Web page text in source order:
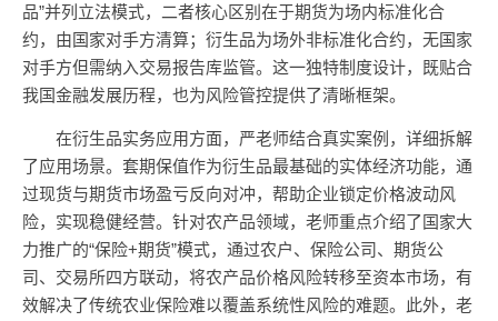
品”并列立法模式，二者核心区别在于期货为场内标准化合
约，由国家对手方清算；衍生品为场外非标准化合约，无国家
对手方但需纳入交易报告库监管。这一独特制度设计，既贴合
我国金融发展历程，也为风险管控提供了清晰框架。
在衍生品实务应用方面，严老师结合真实案例，详细拆解
了应用场景。套期保值作为衍生品最基础的实体经济功能，通
过现货与期货市场盈亏反向对冲，帮助企业锁定价格波动风
险，实现稳健经营。针对农产品领域，老师重点介绍了国家大
力推广的“保险+期货”模式，通过农户、保险公司、期货公
司、交易所四方联动，将农产品价格风险转移至资本市场，有
效解决了传统农业保险难以覆盖系统性风险的难题。此外，老